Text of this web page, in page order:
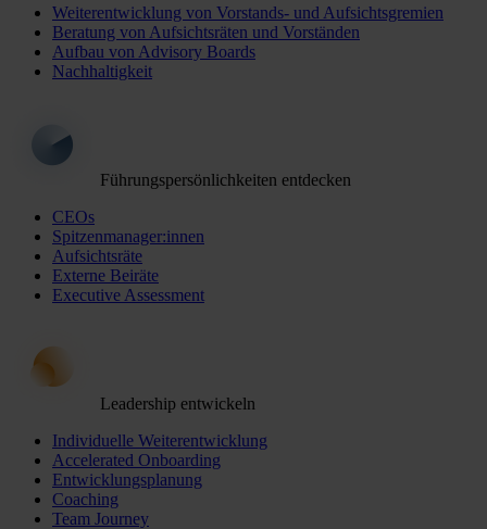
Weiterentwicklung von Vorstands- und Aufsichtsgremien
Beratung von Aufsichtsräten und Vorständen
Aufbau von Advisory Boards
Nachhaltigkeit
Führungspersönlichkeiten entdecken
CEOs
Spitzenmanager:innen
Aufsichtsräte
Externe Beiräte
Executive Assessment
Leadership entwickeln
Individuelle Weiterentwicklung
Accelerated Onboarding
Entwicklungsplanung
Coaching
Team Journey